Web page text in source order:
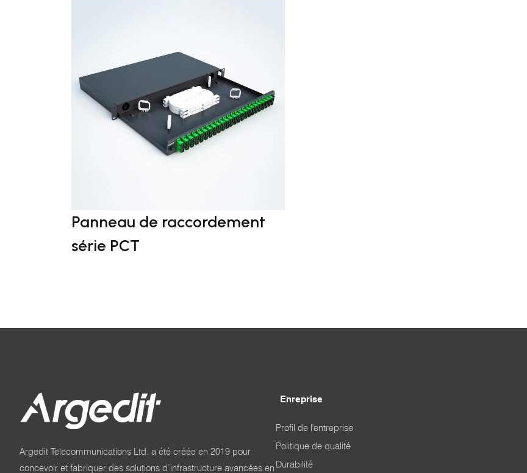
Panneau de raccordement
série PCT
Argedit Telecommunications Ltd. a été créée en 2019 pour
concevoir et fabriquer des solutions d’infrastructure avancées en
Enreprise
Profil de l'entreprise
Politique de qualité
Durabilité